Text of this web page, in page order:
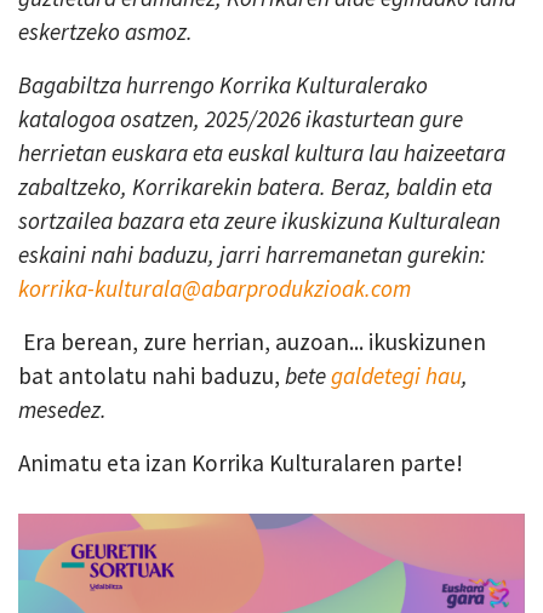
eskertzeko asmoz.
Bagabiltza hurrengo Korrika Kulturalerako
katalogoa osatzen, 2025/2026 ikasturtean gure
herrietan euskara eta euskal kultura lau haizeetara
zabaltzeko, Korrikarekin batera. Beraz, baldin eta
sortzailea bazara eta zeure ikuskizuna Kulturalean
eskaini nahi baduzu, jarri harremanetan gurekin:
korrika-kulturala@abarprodukzioak.com
Era berean, zure herrian, auzoan... ikuskizunen
bat antolatu nahi baduzu, betegaldetegi hau,
mesedez.
Animatu eta izan Korrika Kulturalaren parte!